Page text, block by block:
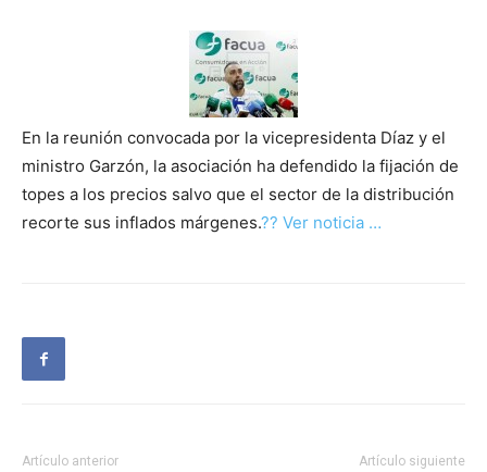
En la reunión convocada por la vicepresidenta Díaz y el
ministro Garzón, la asociación ha defendido la fijación de
topes a los precios salvo que el sector de la distribución
recorte sus inflados márgenes.?? Ver noticia …
Artículo anterior Artículo siguiente